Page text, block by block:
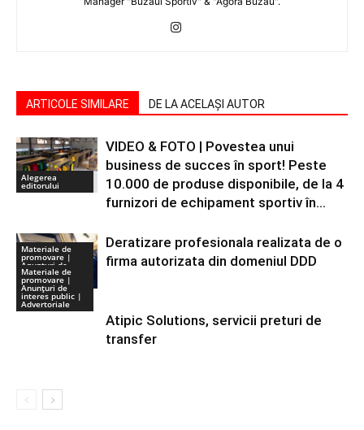
ARTICOLE SIMILARE DE LA ACELAȘI AUTOR
Alegerea
editorului
VIDEO & FOTO | Povestea unui
business de succes în sport! Peste
10.000 de produse disponibile, de la 4
furnizori de echipament sportiv în...
Materiale de
promovare |
Anunţuri de
interes public |
Advertoriale
Deratizare profesionala realizata de o
firma autorizata din domeniul DDD
Materiale de
promovare |
Anunţuri de
interes public |
Advertoriale
Atipic Solutions, servicii preturi de
transfer